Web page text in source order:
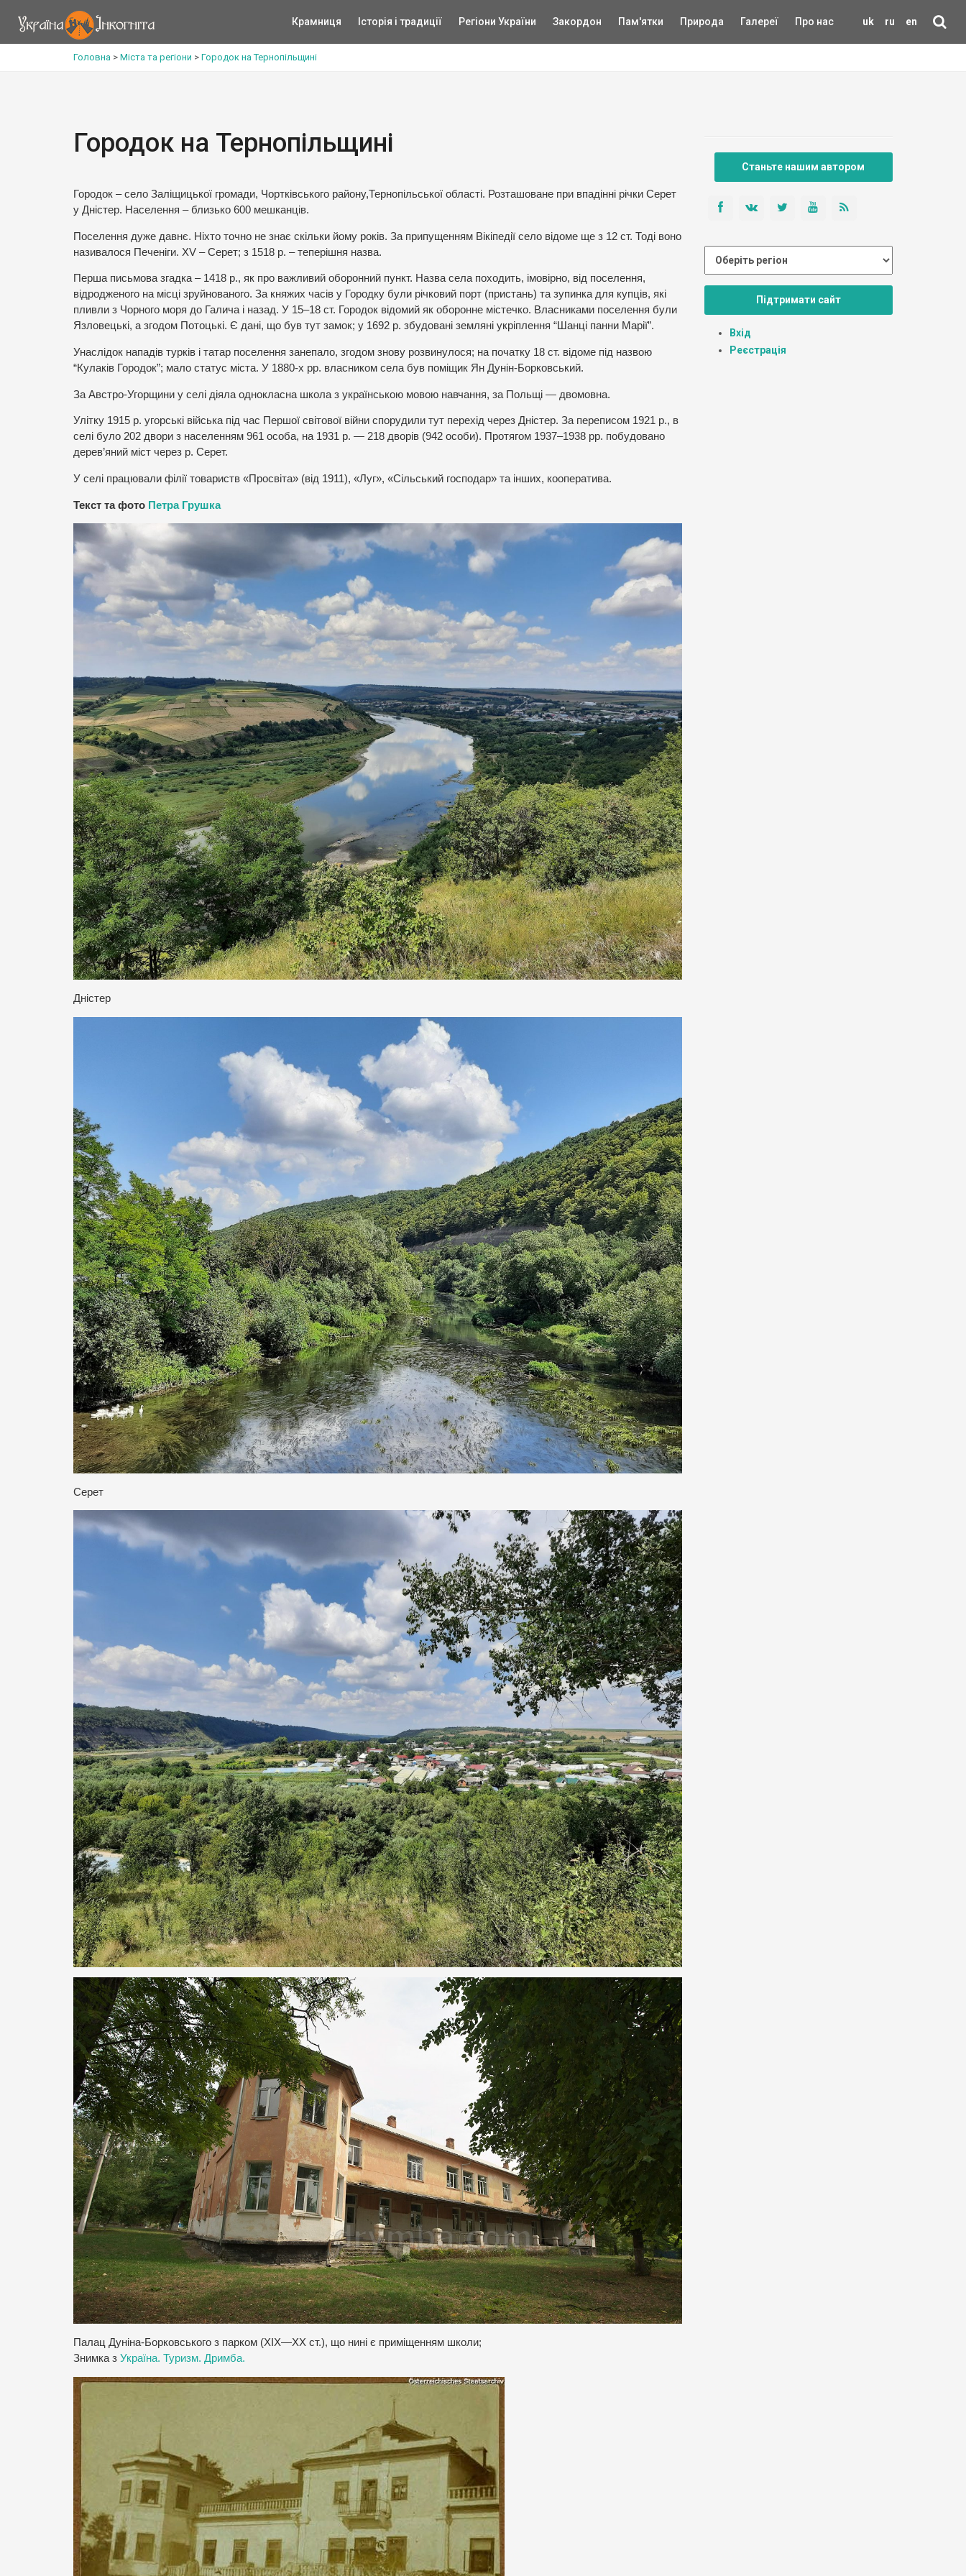
uk ru en
Крамниця Історія і традиції Регіони України Закордон Пам'ятки Природа Галереї Про нас
Головна > Міста та регіони > Городок на Тернопільщині
Городок на Тернопільщині
Городок – село Заліщицької громади, Чортківського району,Тернопільської області. Розташоване при впадінні річки Серет
у Дністер. Населення – близько 600 мешканців.
Поселення дуже давнє. Ніхто точно не знає скільки йому років. За припущенням Вікіпедії село відоме ще з 12 ст. Тоді воно
називалося Печеніги. XV – Серет; з 1518 р. – теперішня назва.
Перша письмова згадка – 1418 р., як про важливий оборонний пункт. Назва села походить, імовірно, від поселення,
відродженого на місці зруйнованого. За княжих часів у Городку були річковий порт (пристань) та зупинка для купців, які
пливли з Чорного моря до Галича і назад. У 15–18 ст. Городок відомий як оборонне містечко. Власниками поселення були
Язловецькі, а згодом Потоцькі. Є дані, що був тут замок; у 1692 р. збудовані земляні укріплення “Шанці панни Марії”.
Унаслідок нападів турків і татар поселення занепало, згодом знову розвинулося; на початку 18 ст. відоме під назвою
“Кулаків Городок”; мало статус міста. У 1880-х рр. власником села був поміщик Ян Дунін-Борковський.
За Австро-Угорщини у селі діяла однокласна школа з українською мовою навчання, за Польщі — двомовна.
Улітку 1915 р. угорські війська під час Першої світової війни спорудили тут перехід через Дністер. За переписом 1921 р., в
селі було 202 двори з населенням 961 особа, на 1931 р. — 218 дворів (942 особи). Протягом 1937–1938 рр. побудовано
дерев’яний міст через р. Серет.
У селі працювали філії товариств «Просвіта» (від 1911), «Луг», «Сільський господар» та інших, кооператива.
Текст та фото Петра Грушка
Дністер
Серет
Палац Дуніна-Борковського з парком (XIX—XX ст.), що нині є приміщенням школи;
Знимка з Україна. Туризм. Дримба.
Станьте нашим автором
Підтримати сайт
Вхід
Реєстрація